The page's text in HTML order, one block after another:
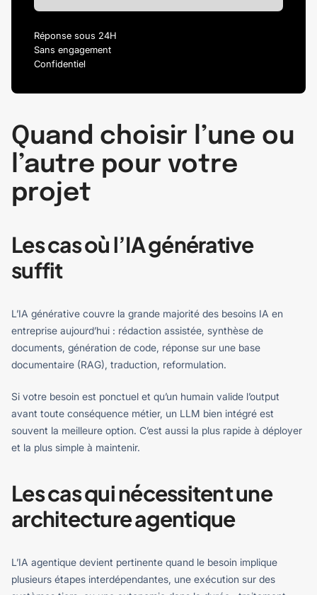
Réponse sous 24H
Sans engagement
Confidentiel
Quand choisir l’une ou
l’autre pour votre
projet
Les cas où l’IA générative
suffit
L’IA générative couvre la grande majorité des besoins IA en
entreprise aujourd’hui : rédaction assistée, synthèse de
documents, génération de code, réponse sur une base
documentaire (RAG), traduction, reformulation.
Si votre besoin est ponctuel et qu’un humain valide l’output
avant toute conséquence métier, un LLM bien intégré est
souvent la meilleure option. C’est aussi la plus rapide à déployer
et la plus simple à maintenir.
Les cas qui nécessitent une
architecture agentique
L’IA agentique devient pertinente quand le besoin implique
plusieurs étapes interdépendantes, une exécution sur des